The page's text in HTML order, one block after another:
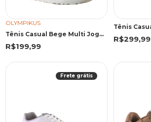
OLYMPIKUS
Tênis Casual Bege Multi Jogging 101 SE | Olympikus
R$199,99
R$299,99
Frete grátis